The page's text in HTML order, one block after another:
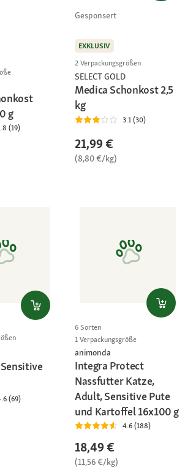
g
(19)
Gesponsert
EXKLUSIV
2 Verpackungsgrößen
SELECT GOLD
Medica Schonkost 2,5
kg
3.1 (30)
21,99 €
(8,80 €/kg)
(69)
6 Sorten
1 Verpackungsgröße
animonda
Integra Protect
Nassfutter Katze,
Adult, Sensitive Pute
und Kartoffel 16x100 g
4.6 (188)
18,49 €
(11,56 €/kg)